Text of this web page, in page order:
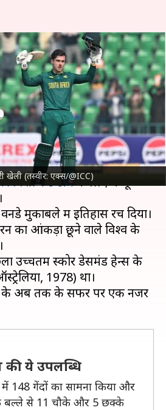
खेली (तस्वीर: एक्स/@ICC)
बड़ा स्कोर बनाने
कौन हैं? जानिए
07:14 pm
त्रिकोणीय वनडे सीरीज के
क्रिकेट टीमके लिए मैथ्यू
मुकाबले में इतिहास रच दिया।
का आंकड़ा छूने वाले विश्व के
उच्चतम स्कोर डेसमंड हेन्स के
1978) था।
के अब तक के सफर पर एक नजर
की ये उपलब्धि
में 148 गेंदों का सामना किया और
बल्ले से 11 चौके और 5 छक्के